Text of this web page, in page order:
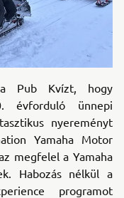
Pub Kvízt, hogy
évforduló ünnepi
nyereményt
Yamaha Motor
megfelel a Yamaha
Habozás nélkül a
programot